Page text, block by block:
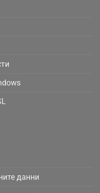
данни